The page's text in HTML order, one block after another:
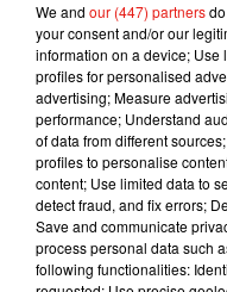
Petits souvenirs en
We and our (447) partners
your consent and/or our
information on a device; Use
profiles for personalised
advertising; Measure
performance; Understand
of data from different
profiles to personalise
content; Use limited data to
detect fraud, and fix errors;
Save and communicate
process personal data such
following functionalities: